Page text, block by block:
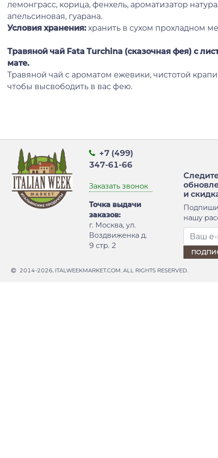
лемонграсс, корица, фенхель, ароматизатор
апельсиновая, гуарана.
Условия хранения: хранить в сухом прохладном
Травяной чай Fata Turchina (сказочная фея) с
мате.
Травяной чай с ароматом ежевики, чистотой
чтобы высвободить в вас фею.
+7 (499)
347-61-66
Заказать звонок
Точка выдачи
заказов:
г. Москва, ул.
Воздвиженка д.
9 стр. 2
и
нашу
2014-2026, ITALWEEKMARKET.COM. ALL RIGHTS RESERVED.